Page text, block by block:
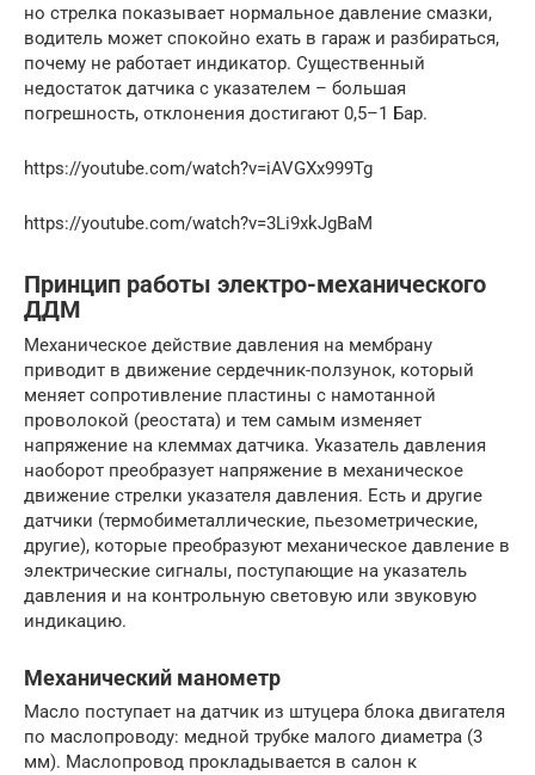
но стрелка показывает нормальное давление смазки,
водитель может спокойно ехать в гараж и разбираться,
почему не работает индикатор. Существенный
недостаток датчика с указателем – большая
погрешность, отклонения достигают 0,5–1 Бар.
https://youtube.com/watch?v=iAVGXx999Tg
https://youtube.com/watch?v=3Li9xkJgBaM
Принцип работы электро-механического
ДДМ
Механическое действие давления на мембрану
приводит в движение сердечник-ползунок, который
меняет сопротивление пластины с намотанной
проволокой (реостата) и тем самым изменяет
напряжение на клеммах датчика. Указатель давления
наоборот преобразует напряжение в механическое
движение стрелки указателя давления. Есть и другие
датчики (термобиметаллические, пьезометрические,
другие), которые преобразуют механическое давление в
электрические сигналы, поступающие на указатель
давления и на контрольную световую или звуковую
индикацию.
Механический манометр
Масло поступает на датчик из штуцера блока двигателя
по маслопроводу: медной трубке малого диаметра (3
мм). Маслопровод прокладывается в салон к